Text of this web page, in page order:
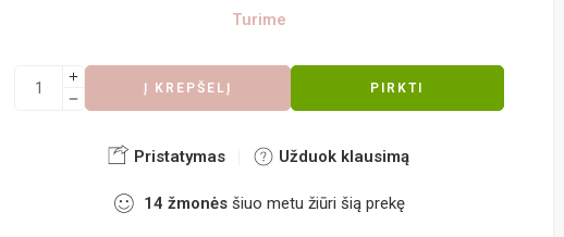
Turime
Į KREPŠELĮ PIRKTI
Pristatymas Užduok klausimą
14 žmonėsšiuo metu žiūri šią prekę